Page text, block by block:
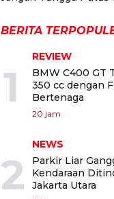
BERITA
1
REVIEW
BMW C400 GT
350 cc dengan
Bertenaga
20 jam
2
NEWS
Parkir Liar
Kendaraan
Jakarta Utara